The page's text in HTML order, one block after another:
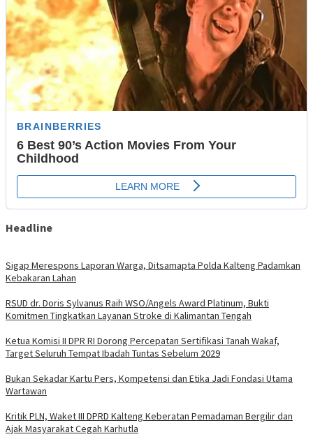
Headline
Sigap Merespons Laporan Warga, Ditsamapta Polda Kalteng Padamkan
Kebakaran Lahan
RSUD dr. Doris Sylvanus Raih WSO/Angels Award Platinum, Bukti
Komitmen Tingkatkan Layanan Stroke di Kalimantan Tengah
Ketua Komisi II DPR RI Dorong Percepatan Sertifikasi Tanah Wakaf,
Target Seluruh Tempat Ibadah Tuntas Sebelum 2029
Bukan Sekadar Kartu Pers, Kompetensi dan Etika Jadi Fondasi Utama
Wartawan
Kritik PLN, Waket III DPRD Kalteng Keberatan Pemadaman Bergilir dan
Ajak Masyarakat Cegah Karhutla